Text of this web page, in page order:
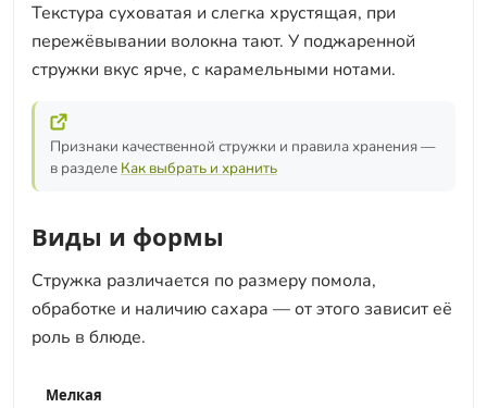
Текстура суховатая и слегка хрустящая, при
пережёвывании волокна тают. У поджаренной
стружки вкус ярче, с карамельными нотами.
Признаки качественной стружки и правила хранения —
в разделе Как выбрать и хранить
Виды и формы
Стружка различается по размеру помола,
обработке и наличию сахара — от этого зависит её
роль в блюде.
Мелкая